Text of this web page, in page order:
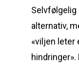
Selvfølgelig
alternativ,
«viljen leter
hindringer».